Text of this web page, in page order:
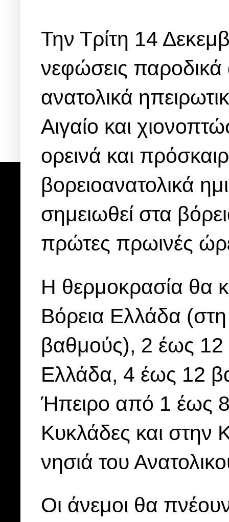
Την Τρίτη 14
νεφώσεις παροδικά
ανατολικά
Αιγαίο και
ορεινά και
βορειοανατολικά
σημειωθεί στα
πρώτες πρωινές
Η θερμοκρασία θα
Βόρεια Ελλάδα
βαθμούς), 2 έως 12
Ελλάδα, 4 έως 12
Ήπειρο από 1 έως
Κυκλάδες και
νησιά του
Οι άνεμοι θα